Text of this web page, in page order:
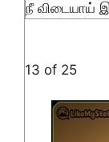
நீ விடையாய்
13 of 25